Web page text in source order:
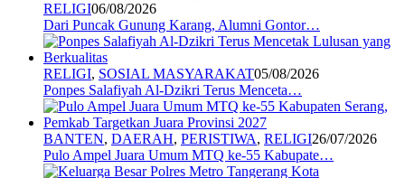
RELIGI06/08/2026
Dari Puncak Gunung Karang, Alumni Gontor…
RELIGI, SOSIAL MASYARAKAT05/08/2026
Ponpes Salafiyah Al-Dzikri Terus Menceta…
BANTEN, DAERAH, PERISTIWA, RELIGI26/07/2026
Pulo Ampel Juara Umum MTQ ke-55 Kabupate…